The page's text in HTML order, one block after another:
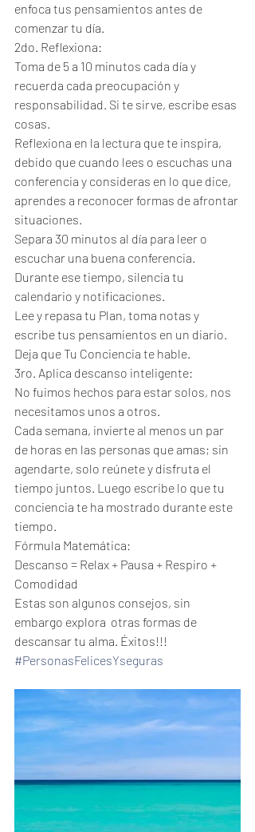
enfoca tus pensamientos antes de
comenzar tu día.
2do. Reflexiona:
Toma de 5 a 10 minutos cada día y
recuerda cada preocupación y
responsabilidad. Si te sirve, escribe esas
cosas.
Reflexiona en la lectura que te inspira,
debido que cuando lees o escuchas una
conferencia y consideras en lo que dice,
aprendes a reconocer formas de afrontar
situaciones.
Separa 30 minutos al día para leer o
escuchar una buena conferencia.
Durante ese tiempo, silencia tu
calendario y notificaciones.
Lee y repasa tu Plan, toma notas y
escribe tus pensamientos en un diario.
Deja que Tu Conciencia te hable.
3ro. Aplica descanso inteligente:
No fuimos hechos para estar solos, nos
necesitamos unos a otros.
Cada semana, invierte al menos un par
de horas en las personas que amas; sin
agendarte, solo reúnete y disfruta el
tiempo juntos. Luego escribe lo que tu
conciencia te ha mostrado durante este
tiempo.
Fórmula Matemática:
Descanso = Relax + Pausa + Respiro +
Comodidad
Estas son algunos consejos, sin
embargo explora  otras formas de
descansar tu alma. Éxitos!!!
#PersonasFelicesYseguras